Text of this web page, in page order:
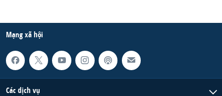
Mạng xã hội
Các dịch vụ